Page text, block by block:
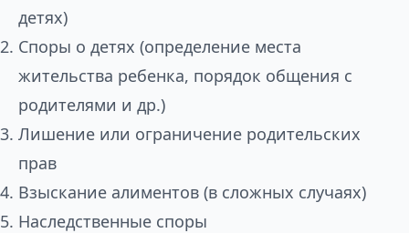
детях)
Споры о детях (определение места
жительства ребенка, порядок общения с
родителями и др.)
Лишение или ограничение родительских
прав
Взыскание алиментов (в сложных случаях)
Наследственные споры